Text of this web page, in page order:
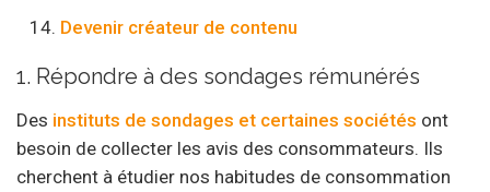
Devenir créateur de contenu
1. Répondre à des sondages rémunérés
Des instituts de sondages et certaines sociétés ont
besoin de collecter les avis des consommateurs. Ils
cherchent à étudier nos habitudes de consommation